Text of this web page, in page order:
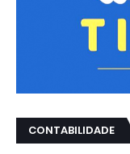
CONTABILIDADE